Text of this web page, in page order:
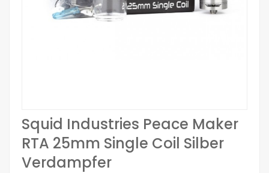
Squid Industries Peace Maker
RTA 25mm Single Coil Silber
Verdampfer